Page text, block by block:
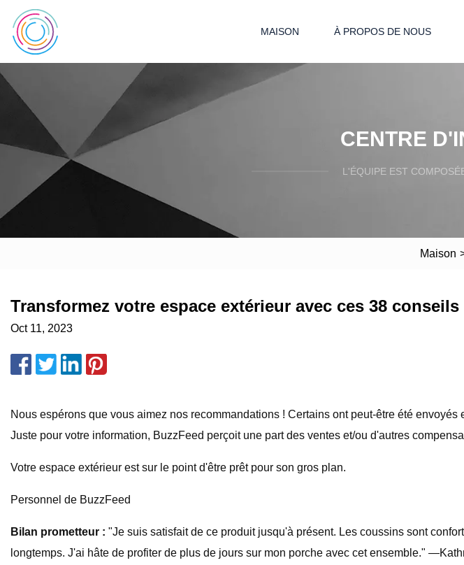
MAISON À PROPOS DE NOUS
CENTRE
L'ÉQUIPE EST
Maison
Transformez votre espace extérieur avec ces 38 conseils
Oct 11, 2023
Nous espérons que vous aimez nos recommandations ! Certains ont peut-être été
Juste pour votre information, BuzzFeed perçoit une part des ventes et/ou d'autres
Votre espace extérieur est sur le point d'être prêt pour son gros plan.
Personnel de BuzzFeed
Bilan prometteur : "Je suis satisfait de ce produit jusqu'à présent. Les coussins sont
longtemps. J'ai hâte de profiter de plus de jours sur mon porche avec cet ensemble."